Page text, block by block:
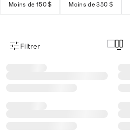
Moins de 150 $ Moins de 350 $
Menu des filtres d'articles
Filtrer